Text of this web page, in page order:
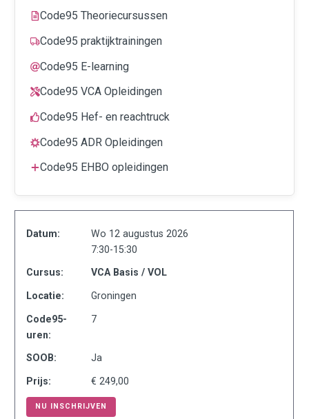
Code95 Theoriecursussen
Code95 praktijktrainingen
Code95 E-learning
Code95 VCA Opleidingen
Code95 Hef- en reachtruck
Code95 ADR Opleidingen
Code95 EHBO opleidingen
Datum:
Wo 12 augustus 2026
7:30-15:30
Cursus: VCA Basis / VOL
Locatie: Groningen
Code95-
uren:
7
SOOB: Ja
Prijs: € 249,00
NU INSCHRIJVEN